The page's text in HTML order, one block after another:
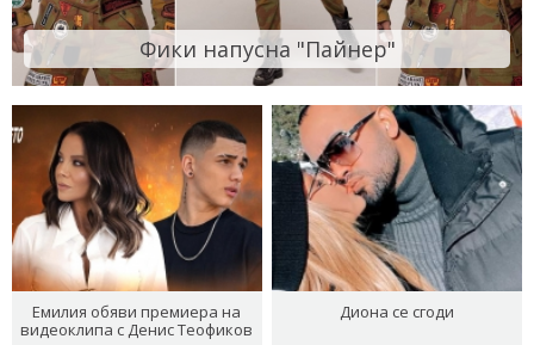
Фики напусна "Пайнер"
Емилия обяви премиера на
видеоклипа с Денис Теофиков
Диона се сгоди